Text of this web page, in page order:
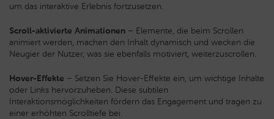
um das interaktive Erlebnis fortzusetzen.
Scroll-aktivierte Animationen – Elemente, die beim Scrollen
animiert werden, machen den Inhalt dynamisch und wecken die
Neugier der Nutzer, was sie ebenfalls motiviert, weiterzuscrollen.
Hover-Effekte – Setzen Sie Hover-Effekte ein, um wichtige Inhalte
oder Links hervorzuheben. Diese subtilen
Interaktionsmöglichkeiten fördern das Engagement und tragen zu
einer erhöhten Scrolltiefe bei.